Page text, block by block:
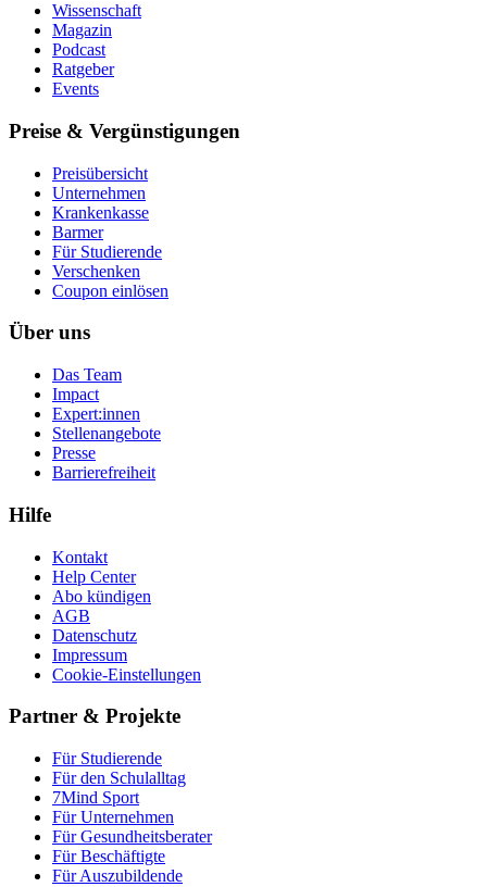
Wissenschaft
Magazin
Podcast
Ratgeber
Events
Preise & Vergünstigungen
Preisübersicht
Unternehmen
Krankenkasse
Barmer
Für Studierende
Ver­schen­ken
Coupon einlösen
Über uns
Das Team
Impact
Expert:innen
Stellenangebote
Presse
Barrierefreiheit
Hilfe
Kontakt
Help Center
Abo kündigen
AGB
Datenschutz
Impressum
Cookie-Einstellungen
Partner & Projekte
Für Stu­die­rende
Für den Schulalltag
7Mind Sport
Für Unter­neh­men
Für Gesund­heits­be­ra­ter
Für Beschäftigte
Für Auszubildende